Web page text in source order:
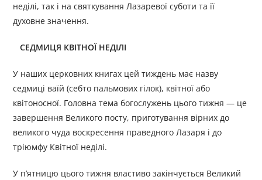
неділі, так і на святкування Лазаревої суботи та її
духовне значення.
СЕДМИЦЯ КВІТНОЇ НЕДІЛІ
У наших церковних книгах цей тиждень має назву
седмиці ваїй (себто пальмових гілок), квітної або
квітоносної. Головна тема богослужень цього тижня — це
завершення Великого посту, приготування вірних до
великого чуда воскресення праведного Лазаря і до
тріюмфу Квітної неділі.
У п’ятницю цього тижня властиво закінчується Великий